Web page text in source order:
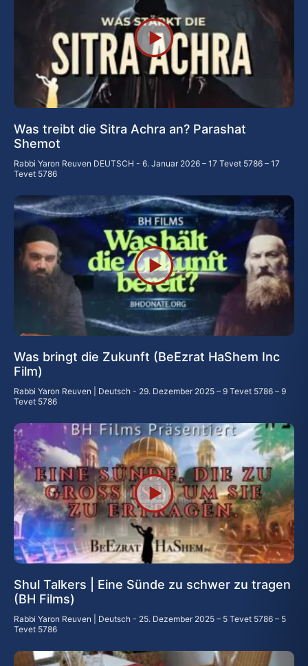
Was treibt die Sitra Achra an? Parashat
Shemot
Rabbi Yaron Reuven DEUTSCH
6. Januar 2026 – 17 Tevet 5786 – 17
Tevet 5786
Was bringt die Zukunft (BeEzrat HaShem Inc
Film)
Rabbi Yaron Reuven | Deutsch
29. Dezember 2025 – 9 Tevet 5786 – 9
Tevet 5786
Shul Talkers | Eine Sünde zu schwer zu tragen
(BH Films)
Rabbi Yaron Reuven | Deutsch
25. Dezember 2025 – 5 Tevet 5786 – 5
Tevet 5786